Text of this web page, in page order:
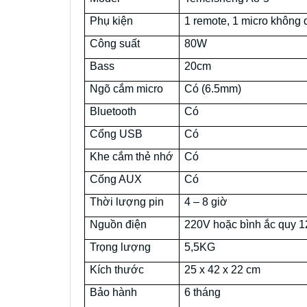
Phụ kiện
1 remote, 1 micro không
Công suất
80W
Bass
20cm
Ngõ cắm micro
Có (6.5mm)
Bluetooth
Có
Cổng USB
Có
Khe cắm thẻ nhớ
Có
Cống AUX
Có
Thời lượng pin
4 – 8 giờ
Nguồn điện
220V hoặc bình ắc quy
Trọng lượng
5,5KG
Kích thước
25 x 42 x 22 cm
Bảo hành
6 tháng